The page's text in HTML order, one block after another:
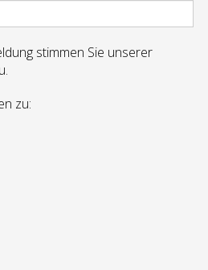
stimmen Sie unserer
zu: